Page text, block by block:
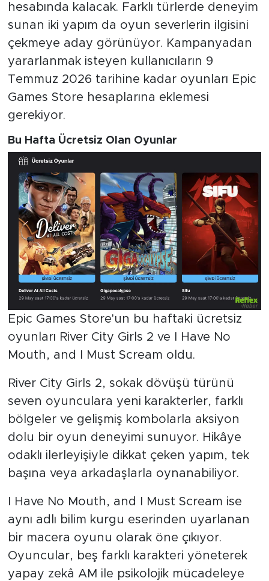
hesabında kalacak. Farklı türlerde deneyim
sunan iki yapım da oyun severlerin ilgisini
çekmeye aday görünüyor. Kampanyadan
yararlanmak isteyen kullanıcıların 9
Temmuz 2026 tarihine kadar oyunları Epic
Games Store hesaplarına eklemesi
gerekiyor.
Bu Hafta Ücretsiz Olan Oyunlar
Epic Games Store'un bu haftaki ücretsiz
oyunları River City Girls 2 ve I Have No
Mouth, and I Must Scream oldu.
River City Girls 2, sokak dövüşü türünü
seven oyunculara yeni karakterler, farklı
bölgeler ve gelişmiş kombolarla aksiyon
dolu bir oyun deneyimi sunuyor. Hikâye
odaklı ilerleyişiyle dikkat çeken yapım, tek
başına veya arkadaşlarla oynanabiliyor.
I Have No Mouth, and I Must Scream ise
aynı adlı bilim kurgu eserinden uyarlanan
bir macera oyunu olarak öne çıkıyor.
Oyuncular, beş farklı karakteri yöneterek
yapay zekâ AM ile psikolojik mücadeleye